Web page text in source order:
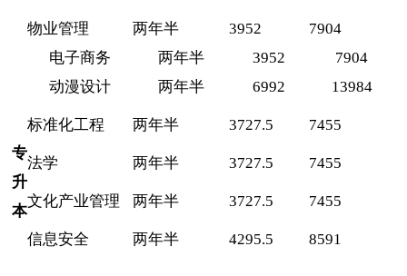
物业管理 两年半 3952
7904
电子商务
两年半 3952
7904
动漫设计
两年半 6992 13984
专
升
本
标准化工程 两年半 3727.5 7455
法学 两年半 3727.5 7455
文化产业管理 两年半 3727.5 7455
信息安全 两年半 4295.5 8591